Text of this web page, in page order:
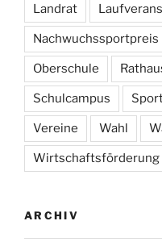
Landrat
Nachwuchssportpreis
Oberschule
Schulcampus
Vereine Wahl
Wirtschaftsförderung
ARCHIV